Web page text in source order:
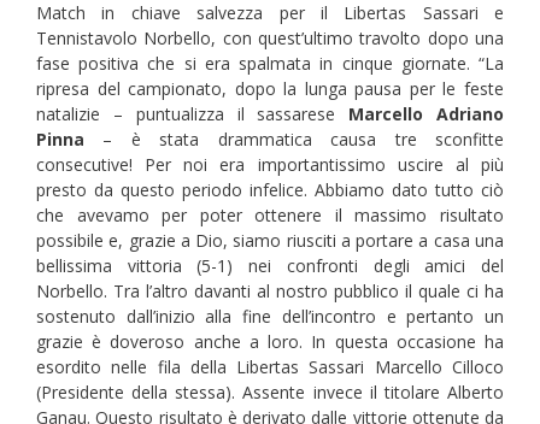
Match in chiave salvezza per il Libertas Sassari e
Tennistavolo Norbello, con quest’ultimo travolto dopo una
fase positiva che si era spalmata in cinque giornate. “La
ripresa del campionato, dopo la lunga pausa per le feste
natalizie – puntualizza il sassarese Marcello Adriano
Pinna – è stata drammatica causa tre sconfitte
consecutive! Per noi era importantissimo uscire al più
presto da questo periodo infelice. Abbiamo dato tutto ciò
che avevamo per poter ottenere il massimo risultato
possibile e, grazie a Dio, siamo riusciti a portare a casa una
bellissima vittoria (5-1) nei confronti degli amici del
Norbello. Tra l’altro davanti al nostro pubblico il quale ci ha
sostenuto dall’inizio alla fine dell’incontro e pertanto un
grazie è doveroso anche a loro. In questa occasione ha
esordito nelle fila della Libertas Sassari Marcello Cilloco
(Presidente della stessa). Assente invece il titolare Alberto
Ganau. Questo risultato è derivato dalle vittorie ottenute da